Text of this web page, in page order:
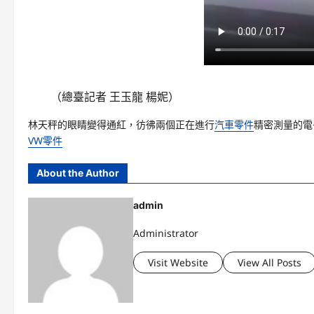
（總臺記者 王玉龍 楊妮）
林天秤的眼睛變得通紅，彷彿兩個正在進行汽車零件精密測量的
VW零件
About the Author
admin
Administrator
Visit Website View All Posts